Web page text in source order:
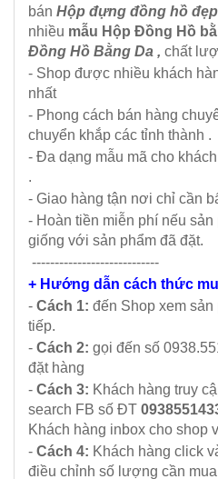
bán Hộp đựng đồng hồ đẹp
nhiều mẫu Hộp Đồng Hồ
Đồng Hồ Bằng Da , chất
- Shop được nhiều khách
nhất
- Phong cách bán hàng
chuyển khắp các tỉnh thành .
- Đa dạng mẫu mã cho
.
- Giao hàng tận nơi chỉ cần
- Hoàn tiền miễn phí nếu
giống với sản phẩm đã đặt.
----------------------------
+ Hướng dẫn cách thức
- Cách 1: đến Shop xem
tiếp.
- Cách 2: gọi đến số
đặt hàng
- Cách 3: Khách hàng truy
search FB số ĐT
Khách hàng inbox cho shop
- Cách 4: Khách hàng click
điều chỉnh số lượng cần